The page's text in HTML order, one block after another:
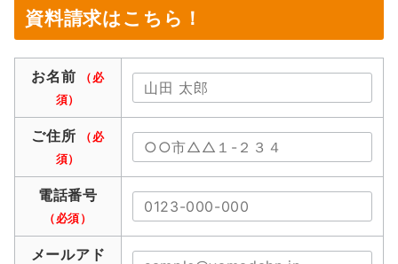
資料請求はこちら！
お名前
（必
須）
ご住所
（必
須）
電話番号
（必須）
メールアド